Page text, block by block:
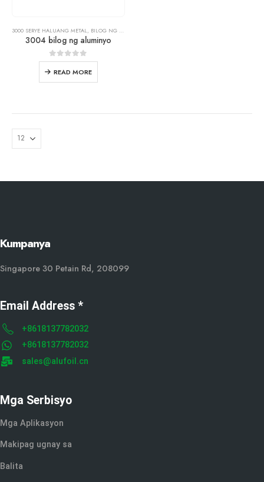
3000 SERYE HALUANG METAL, BILOG NG ALUMINYO
3004 bilog ng aluminyo
0
out of
5
READ MORE
Kumpanya
Singapore 30 Petain Rd, 208099
Email Address *
+8618137782032
+8618137782032
sales@alufoil.cn
Mga Serbisyo
Mga Aplikasyon
Makipag ugnay sa
Balita